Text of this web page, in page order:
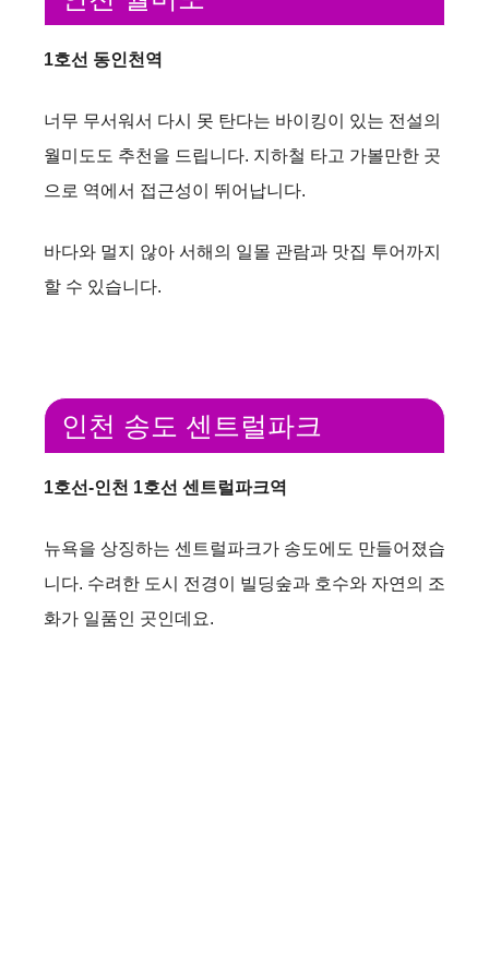
1호선 동인천역
너무 무서워서 다시 못 탄다는 바이킹이 있는 전설의
월미도도 추천을 드립니다. 지하철 타고 가볼만한 곳
으로 역에서 접근성이 뛰어납니다.
바다와 멀지 않아 서해의 일몰 관람과 맛집 투어까지
할 수 있습니다.
인천 송도 센트럴파크
1호선-인천 1호선 센트럴파크역
뉴욕을 상징하는 센트럴파크가 송도에도 만들어졌습
니다. 수려한 도시 전경이 빌딩숲과 호수와 자연의 조
화가 일품인 곳인데요.